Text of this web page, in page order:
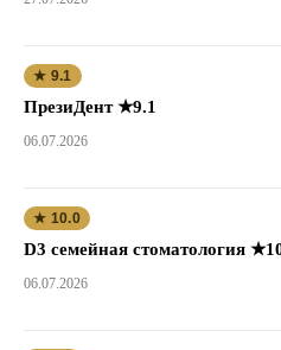
★ 9.1
ПрезиДент ★9.1
06.07.2026
★ 10.0
D3 семейная стоматология
06.07.2026